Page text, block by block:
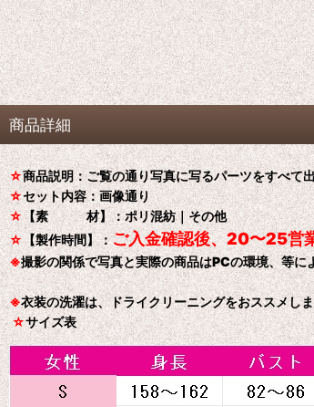
商品詳細
☆商品説明：ご覧の通り写真に写るパーツをすべて
☆セット内容：画像通り
☆【素 材】：ポリ混紡｜その他
☆【製作時間】：ご入金確認後、20〜25営
※撮影の関係で写真と実際の商品はPCの環境、等
※衣装の洗濯は、ドライクリーニングをおススメし
☆サイズ表